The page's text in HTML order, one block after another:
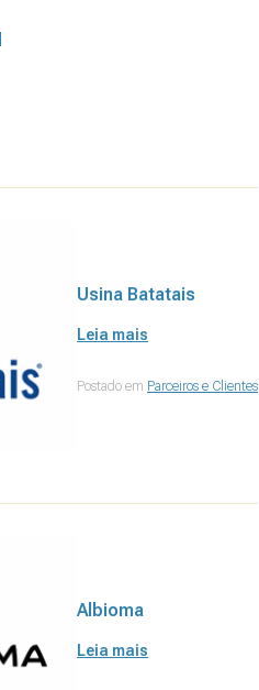
Usina Batatais
Leia mais
Postado em Parceiros e Clientes
Albioma
Leia mais